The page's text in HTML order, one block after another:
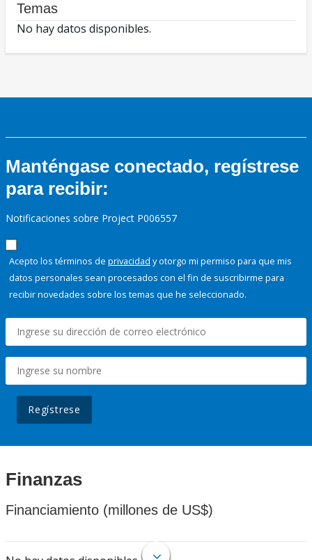
Temas
No hay datos disponibles.
Manténgase conectado, regístrese
para recibir:
Notificaciones sobre Project P006557
Acepto los términos de privacidad y otorgo mi permiso para que mis
datos personales sean procesados con el fin de suscribirme para
recibir novedades sobre los temas que he seleccionado.
Regístrese
Finanzas
Financiamiento (millones de US$)